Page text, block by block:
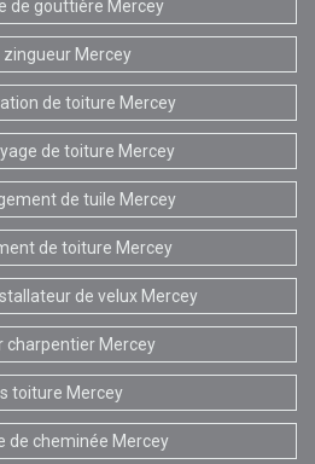
de gouttière Mercey
zingueur Mercey
de toiture Mercey
de toiture Mercey
de tuile Mercey
de toiture Mercey
de velux Mercey
charpentier Mercey
toiture Mercey
de cheminée Mercey